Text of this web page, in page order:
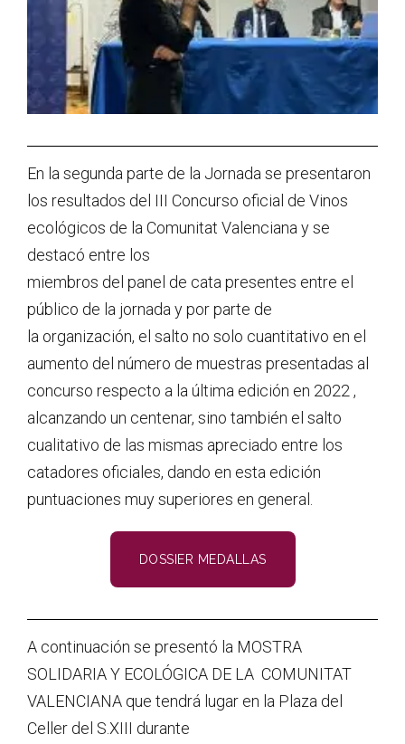
En la segunda parte de la Jornada se presentaron
los resultados del III Concurso oficial de Vinos
ecológicos de la Comunitat Valenciana y se
destacó entre los
miembros del panel de cata presentes entre el
público de la jornada y por parte de
la organización, el salto no solo cuantitativo en el
aumento del número de muestras presentadas al
concurso respecto a la última edición en 2022 ,
alcanzando un centenar, sino también el salto
cualitativo de las mismas apreciado entre los
catadores oficiales, dando en esta edición
puntuaciones muy superiores en general.
DOSSIER MEDALLAS
A continuación se presentó la MOSTRA
SOLIDARIA Y ECOLÓGICA DE LA COMUNITAT
VALENCIANA que tendrá lugar en la Plaza del
Celler del S.XIII durante